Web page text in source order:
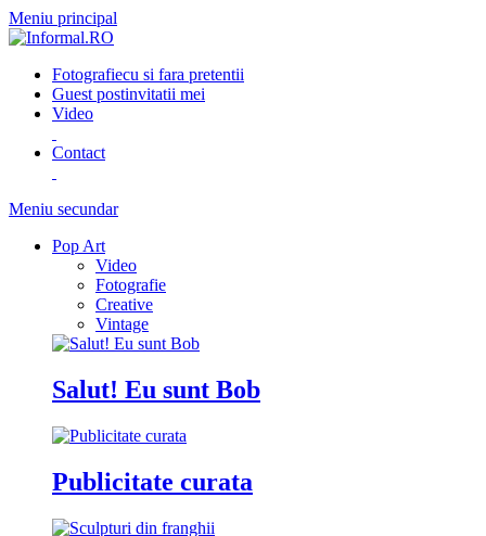
Meniu principal
Fotografiecu si fara pretentii
Guest postinvitatii mei
Video
Contact
Meniu secundar
Pop Art
Video
Fotografie
Creative
Vintage
Salut! Eu sunt Bob
Publicitate curata